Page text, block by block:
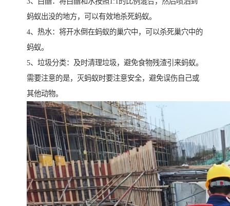
蚂蚁出没的地方，可以有效地杀死蚂蚁。
4、热水：将开水倒在蚂蚁的巢穴中，可以杀死巢穴中的
蚂蚁。
5、垃圾分类：及时清理垃圾，避免食物残渣引来蚂蚁。
需要注意的是，灭蚂蚁时要注意安全，避免误伤自己或
其他动物。